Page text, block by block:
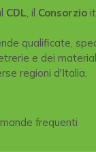
CDL, il Consorzio
qualificate,
e dei
regioni d'Italia.
frequenti